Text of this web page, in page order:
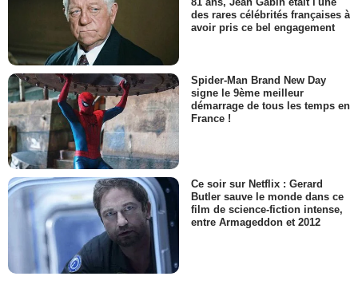
des rares célébrités françaises à
avoir pris ce bel engagement
Spider-Man Brand New Day
signe le 9ème meilleur
démarrage de tous les temps en
France !
Ce soir sur Netflix : Gerard
Butler sauve le monde dans ce
film de science-fiction intense,
entre Armageddon et 2012